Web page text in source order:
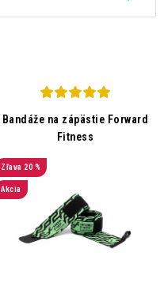
Bandáže na zápästie Forward
Fitness
20 %
Akcia